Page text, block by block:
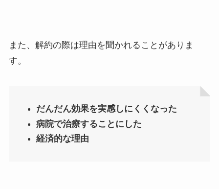
また、解約の際は理由を聞かれることがありま
す。
だんだん効果を実感しにくくなった
病院で治療することにした
経済的な理由